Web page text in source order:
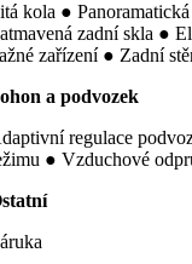
kola ●
zadní skla ●
zařízení ● Zadní
a podvozek
regulace
● Vzduchové